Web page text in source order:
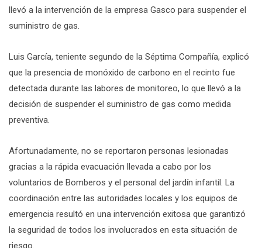
llevó a la intervención de la empresa Gasco para suspender el
suministro de gas.
Luis García, teniente segundo de la Séptima Compañía, explicó
que la presencia de monóxido de carbono en el recinto fue
detectada durante las labores de monitoreo, lo que llevó a la
decisión de suspender el suministro de gas como medida
preventiva.
Afortunadamente, no se reportaron personas lesionadas
gracias a la rápida evacuación llevada a cabo por los
voluntarios de Bomberos y el personal del jardín infantil. La
coordinación entre las autoridades locales y los equipos de
emergencia resultó en una intervención exitosa que garantizó
la seguridad de todos los involucrados en esta situación de
riesgo.